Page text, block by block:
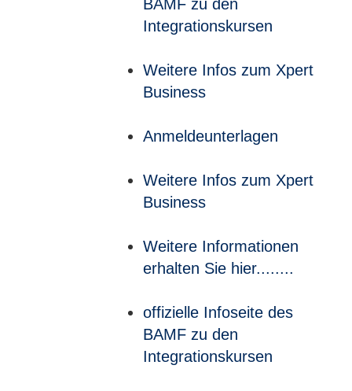
BAMF zu den
Integrationskursen
Weitere Infos zum Xpert
Business
Anmeldeunterlagen
Weitere Infos zum Xpert
Business
Weitere Informationen
erhalten Sie hier........
offizielle Infoseite des
BAMF zu den
Integrationskursen